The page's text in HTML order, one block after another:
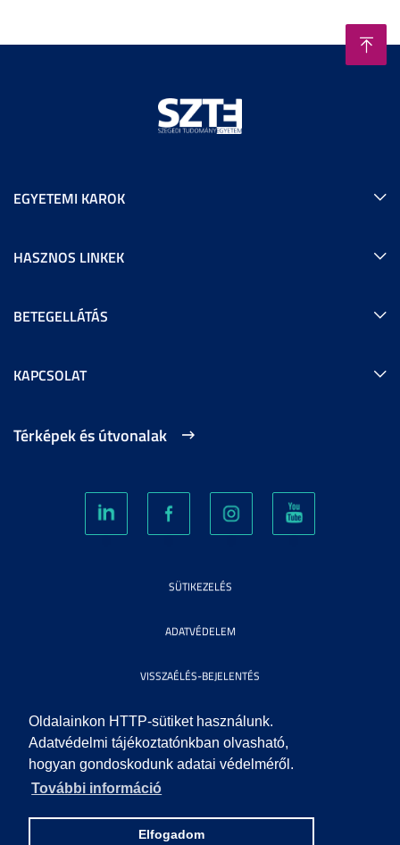
Oldalainkon HTTP-sütiket használunk.
Adatvédelmi tájékoztatónkban olvasható,
hogyan gondoskodunk adatai védelméről.
További információ
Elfogadom
EGYETEMI KAROK
HASZNOS LINKEK
BETEGELLÁTÁS
KAPCSOLAT
Térképek és útvonalak
SÜTIKEZELÉS
ADATVÉDELEM
VISSZAÉLÉS-BEJELENTÉS
KÖZÉRDEKŰ ADATOK
IMPRESSZUM